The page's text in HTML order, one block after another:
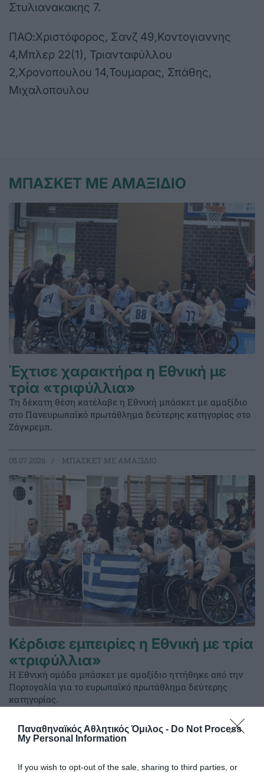
Παναθηναϊκός Αθλητικός Όμιλος - Do Not Process
My Personal Information
If you wish to opt-out of the sale, sharing to third parties, or
Στυλιανακακης 7.
ΠΑΟ:Χριστόφορος, Σανζ 49,Κοντογιαννης
4,Μπλερ 22(1), Τριανταφύλλου
2,Χρονοπουλου 14,Τουμαρας, Σπάθης,
Μιχαλοπουλου
ΜΠΑΣΚΕΤ ΜΕ ΑΜΑΞΙΔΙΟ
Έχτισε χαρακτήρα η Εθνική με
τρία «τριφύλλια»
Τη δέκατη θέση κατέλαβε η Εθνική μπάσκετ με αμαξίδιο
στο Πανευρωπαϊκό πρωτάθλημα δεύτερης κατηγορίας στο
Ζάγκρεμπ.
05.07.2026 ΜΠΑΣΚΕΤ ΜΕ ΑΜΑΞΙΔΙΟ
Κέρδισε εμπειρίες η Εθνική με τρία
«τριφύλλια»
Η Εθνική ομάδα μπάσκετ με αμαξίδιο ηττήθηκε από την
Πορτογαλία για το ευρωπαϊκό πρωτάθλημα δεύτερης
κατηγορίας.
03.07.2026 ΜΠΑΣΚΕΤ ΜΕ ΑΜΑΞΙΔΙΟ